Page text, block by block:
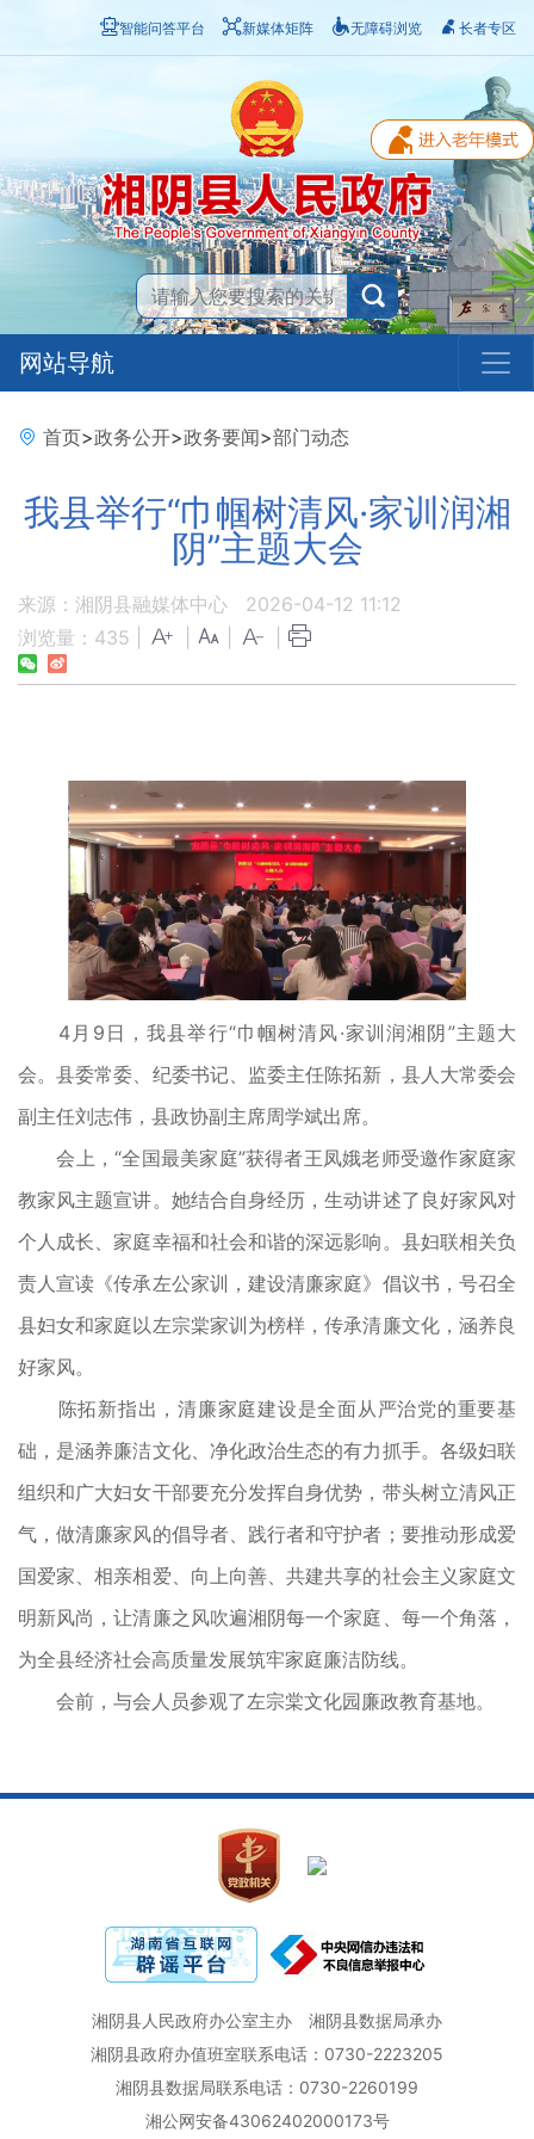
智能问答平台 新媒体矩阵 无障碍浏览 长者专区
网站导航
首页>政务公开>政务要闻>部门动态
我县举行“巾帼树清风·家训润湘
阴”主题大会
来源：湘阴县融媒体中心
2026-04-12 11:12
浏览量： 435
4月9日，我县举行“巾帼树清风·家训润湘阴”主题大
会。县委常委、纪委书记、监委主任陈拓新，县人大常委会
副主任刘志伟，县政协副主席周学斌出席。
会上，“全国最美家庭”获得者王凤娥老师受邀作家庭家
教家风主题宣讲。她结合自身经历，生动讲述了良好家风对
个人成长、家庭幸福和社会和谐的深远影响。县妇联相关负
责人宣读《传承左公家训，建设清廉家庭》倡议书，号召全
县妇女和家庭以左宗棠家训为榜样，传承清廉文化，涵养良
好家风。
陈拓新指出，清廉家庭建设是全面从严治党的重要基
础，是涵养廉洁文化、净化政治生态的有力抓手。各级妇联
组织和广大妇女干部要充分发挥自身优势，带头树立清风正
气，做清廉家风的倡导者、践行者和守护者；要推动形成爱
国爱家、相亲相爱、向上向善、共建共享的社会主义家庭文
明新风尚，让清廉之风吹遍湘阴每一个家庭、每一个角落，
为全县经济社会高质量发展筑牢家庭廉洁防线。
会前，与会人员参观了左宗棠文化园廉政教育基地。
湘阴县人民政府办公室主办
湘阴县数据局承办
湘阴县政府办值班室联系电话：0730-2223205
湘阴县数据局联系电话：0730-2260199
湘公网安备43062402000173号